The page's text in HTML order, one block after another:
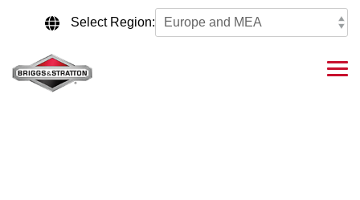
content.
Select Region: